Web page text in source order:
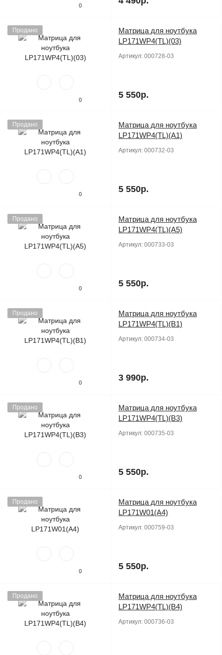
0
Продано
0
Матрица для ноутбука
LP171WP4(TL)(03)
Артикул: 000728-03
5 550р.
Продано
0
Матрица для ноутбука
LP171WP4(TL)(A1)
Артикул: 000732-03
5 550р.
Продано
0
Матрица для ноутбука
LP171WP4(TL)(A5)
Артикул: 000733-03
5 550р.
Продано
0
Матрица для ноутбука
LP171WP4(TL)(B1)
Артикул: 000734-03
3 990р.
Продано
0
Матрица для ноутбука
LP171WP4(TL)(B3)
Артикул: 000735-03
5 550р.
Продано
0
Матрица для ноутбука
LP171W01(A4)
Артикул: 000759-03
5 550р.
Продано
Матрица для ноутбука
LP171WP4(TL)(B4)
Артикул: 000736-03